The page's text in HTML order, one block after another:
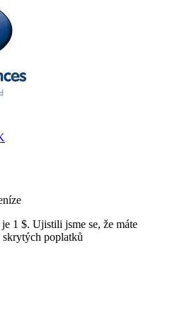
1 $. Ujistili jsme se, že máte
poplatků